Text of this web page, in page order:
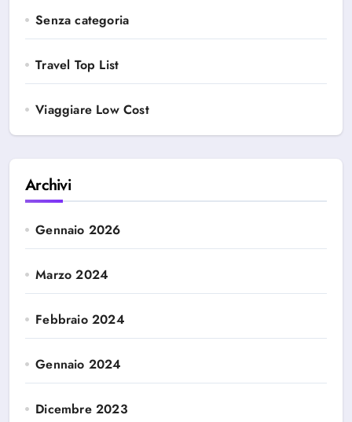
Senza categoria
Travel Top List
Viaggiare Low Cost
Archivi
Gennaio 2026
Marzo 2024
Febbraio 2024
Gennaio 2024
Dicembre 2023